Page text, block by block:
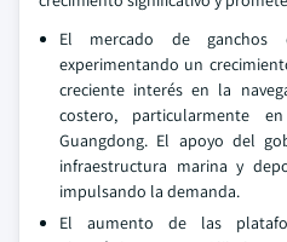
El mercado de
experimentando un
creciente interés en la
costero, particularmente
Guangdong. El apoyo del
infraestructura marina y
impulsando la demanda.
El aumento de las